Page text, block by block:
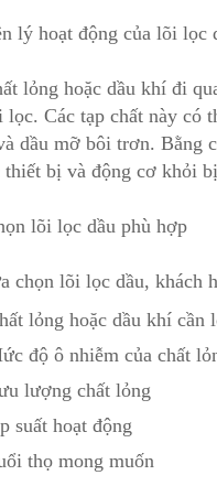
lý hoạt động của lõi lọc
lỏng hoặc dầu khí đi
lọc. Các tạp chất này có
dầu mỡ bôi trơn. Bằng
thiết bị và động cơ khỏi
lõi lọc dầu phù hợp
chọn lõi lọc dầu, khách
lỏng hoặc dầu khí cần
độ ô nhiễm của chất
lượng chất lỏng
suất hoạt động
thọ mong muốn